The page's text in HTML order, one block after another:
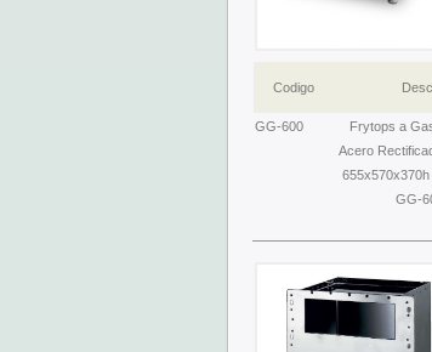
Codigo Desc.
GG-600
Frytops a
Acero
655x570x370h
GG-